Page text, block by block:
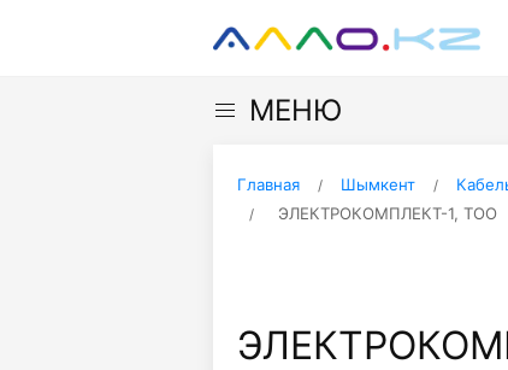
МЕНЮ
Главная Шымкент
ЭЛЕКТРОКОМПЛЕКТ-1, ТОО